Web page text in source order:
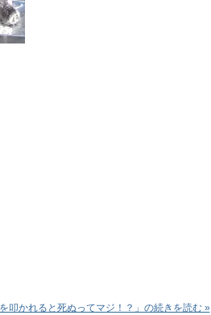
叩かれると死ぬってマジ！？」の続きを読む »